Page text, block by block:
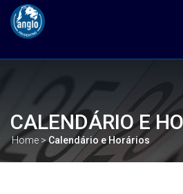
CALENDÁRIO E
Home >Calendário e Horários